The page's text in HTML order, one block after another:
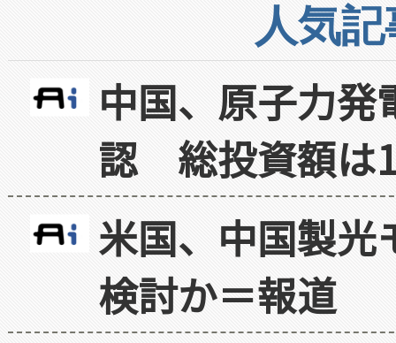
人気
中国、原子力
認 総投資額は
米国、中国製光
検討か＝報道